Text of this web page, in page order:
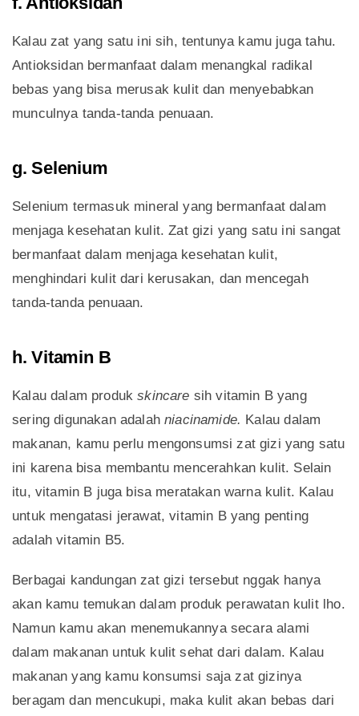
Kalau zat yang satu ini sih, tentunya kamu juga tahu.
Antioksidan bermanfaat dalam menangkal radikal
bebas yang bisa merusak kulit dan menyebabkan
munculnya tanda-tanda penuaan.
g. Selenium
Selenium termasuk mineral yang bermanfaat dalam
menjaga kesehatan kulit. Zat gizi yang satu ini sangat
bermanfaat dalam menjaga kesehatan kulit,
menghindari kulit dari kerusakan, dan mencegah
tanda-tanda penuaan.
h. Vitamin B
Kalau dalam produkskincare sih vitamin B yang
sering digunakan adalahniacinamide. Kalau dalam
makanan, kamu perlu mengonsumsi zat gizi yang satu
ini karena bisa membantu mencerahkan kulit. Selain
itu, vitamin B juga bisa meratakan warna kulit. Kalau
untuk mengatasi jerawat, vitamin B yang penting
adalah vitamin B5.
Berbagai kandungan zat gizi tersebut nggak hanya
akan kamu temukan dalam produk perawatan kulit lho.
Namun kamu akan menemukannya secara alami
dalam makanan untuk kulit sehat dari dalam. Kalau
makanan yang kamu konsumsi saja zat gizinya
beragam dan mencukupi, maka kulit akan bebas dari